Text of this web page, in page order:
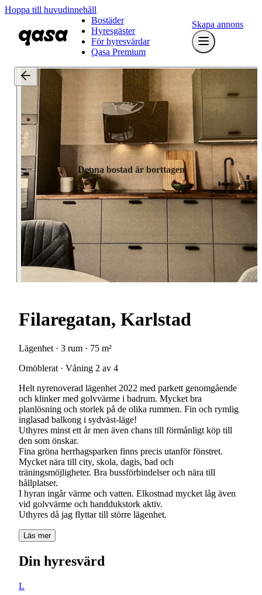
Hoppa till huvudinnehåll
Bostäder
Hyresgäster
För hyresvärdar
Qasa Premium
Skapa annons
Denna bostad är borttagen
Filaregatan, Karlstad
Lägenhet · 3 rum · 75 m²
Omöblerat · Våning 2 av 4
Helt nyrenoverad lägenhet 2022 med parkett genomgående
och klinker med golvvärme i badrum. Mycket bra
planlösning och storlek på de olika rummen. Fin och rymlig
inglasad balkong i sydväst-läge!
Uthyres minst ett år men även chans till förmånligt köp till
den som önskar.
Fina gröna herrhagsparken finns precis utanför fönstret.
Mycket nära till city, skola, dagis, bad och
träningsmöjligheter. Bra bussförbindelser och nära till
hållplatser.
I hyran ingår värme och vatten. Elkostnad mycket låg även
vid golvvärme och handdukstork aktiv.
Uthyres då jag flyttar till större lägenhet.
Läs mer
Din hyresvärd
L